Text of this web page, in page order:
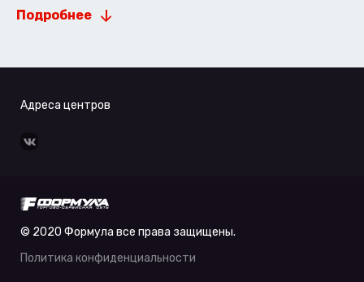
Подробнее
Адреса центров
© 2020 Формула все права защищены.
Политика конфиденциальности